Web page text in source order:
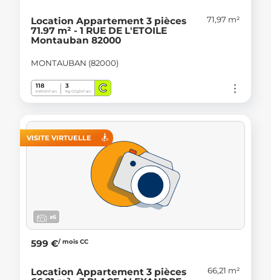
Location Appartement 3 pièces
71.97 m² - 1 RUE DE L'ETOILE
Montauban 82000
71,97 m²
MONTAUBAN (82000)
118
kWh/m².an
3
Kg CO2/m².an C
VISITE VIRTUELLE
x6
599 €/ mois CC
Location Appartement 3 pièces
66,21 m²